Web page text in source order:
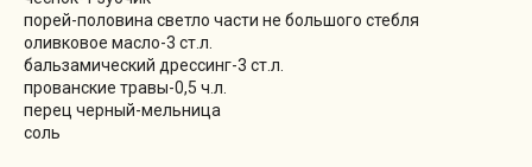
порей-половина светло части не большого стебля
оливковое масло-3 ст.л.
бальзамический дрессинг-3 ст.л.
прованские травы-0,5 ч.л.
перец черный-мельница
соль